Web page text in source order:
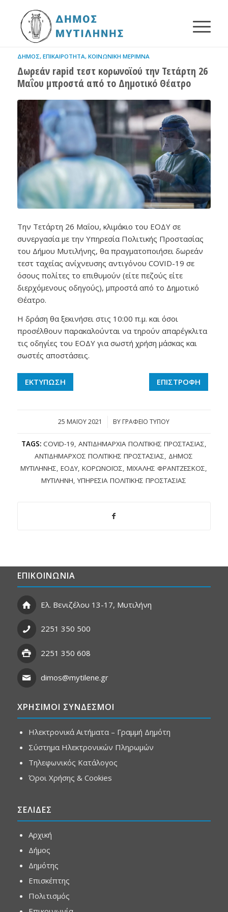
ΔΉΜΟΣ, ΕΠΙΚΑΙΡΌΤΗΤΑ, ΚΟΙΝΩΝΙΚΉ ΜΈΡΙΜΝΑ
Δωρεάν rapid τεστ κορωνοϊού την Τετάρτη 26
Μαΐου μπροστά από το Δημοτικό Θέατρο
Την Τετάρτη 26 Μαΐου, κλιμάκιο του ΕΟΔΥ σε
συνεργασία με την Υπηρεσία Πολιτικής Προστασίας
του Δήμου Μυτιλήνης, θα πραγματοποιήσει δωρεάν
τεστ ταχείας ανίχνευσης αντιγόνου COVID-19 σε
όσους πολίτες το επιθυμούν (είτε πεζούς είτε
διερχόμενους οδηγούς), μπροστά από το Δημοτικό
Θέατρο.
Η δράση θα ξεκινήσει στις 10:00 π.μ. και όσοι
προσέλθουν παρακαλούνται να τηρούν απαρέγκλιτα
τις οδηγίες του ΕΟΔΥ για σωστή χρήση μάσκας και
σωστές αποστάσεις.
ΕΚΤΥΠΩΣΗ ΕΠΙΣΤΡΟΦΗ
25 ΜΑΪ́ΟΥ 2021
/ BY ΓΡΑΦΕΙΟ ΤΥΠΟΥ
TAGS: COVID-19, ΑΝΤΙΔΗΜΑΡΧΊΑ ΠΟΛΙΤΙΚΉΣ ΠΡΟΣΤΑΣΊΑΣ,
ΑΝΤΙΔΉΜΑΡΧΟΣ ΠΟΛΙΤΙΚΉΣ ΠΡΟΣΤΑΣΊΑΣ, ΔΉΜΟΣ
ΜΥΤΙΛΉΝΗΣ,ΕΟΔΥ,ΚΟΡΩΝΟΪΌΣ,ΜΙΧΆΛΗΣ ΦΡΑΝΤΖΈΣΚΟΣ,
ΜΥΤΙΛΉΝΗ,ΥΠΗΡΕΣΊΑ ΠΟΛΙΤΙΚΉΣ ΠΡΟΣΤΑΣΊΑΣ
ΕΠΙΚΟΙΝΩΝΙΑ
Ελ. Βενιζέλου 13-17, Μυτιλήνη
2251 350 500
2251 350 608
dimos@mytilene.gr
ΧΡΗΣΙΜΟΙ ΣΥΝΔΕΣΜΟΙ
Ηλεκτρονικά Αιτήματα – Γραμμή Δημότη
Σύστημα Ηλεκτρονικών Πληρωμών
Τηλεφωνικός Κατάλογος
Όροι Χρήσης & Cookies
ΣΕΛΙΔΕΣ
Αρχική
Δήμος
Δημότης
Επισκέπτης
Πολιτισμός